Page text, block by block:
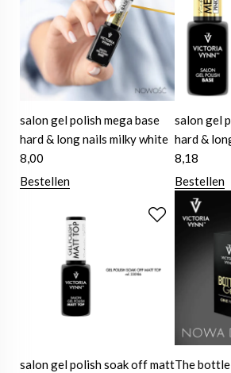
salon gel polish mega base
hard & long nails milky white
8,00
Bestellen
salon gel
hard &
8,18
Bestellen
salon gel polish soak off mattThe